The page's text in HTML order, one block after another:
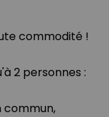
commodité !
2 personnes :
commun,